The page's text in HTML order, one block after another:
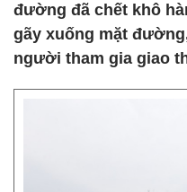
đường đã chết khô
gãy xuống mặt
người tham gia giao